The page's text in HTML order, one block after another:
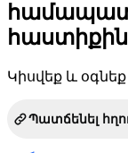
Կիսվեք և
Պատճենել